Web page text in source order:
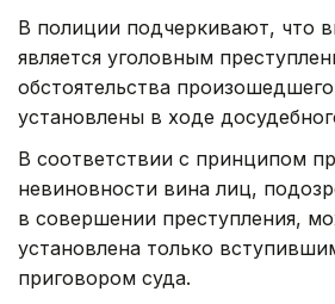
В полиции подчеркивают, что
является уголовным
обстоятельства
установлены в ходе
В соответствии с принципом
невиновности вина лиц,
в совершении преступления,
установлена только
приговором суда.